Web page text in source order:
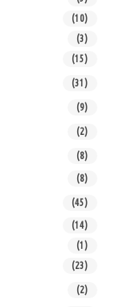
(10)
(3)
(15)
(31)
(9)
(2)
(8)
(8)
(45)
(14)
(1)
(23)
(2)